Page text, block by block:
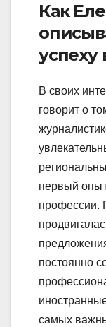
Как
успеху
В своих
говорит о
первый
профессии.
постоянно
самых